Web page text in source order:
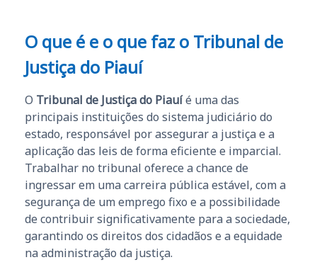
O que é e o que faz o Tribunal de
Justiça do Piauí
O Tribunal de Justiça do Piauíé uma das
principais instituições do sistema judiciário do
estado, responsável por assegurar a justiça e a
aplicação das leis de forma eficiente e imparcial.
Trabalhar no tribunal oferece a chance de
ingressar em uma carreira pública estável, com a
segurança de um emprego fixo e a possibilidade
de contribuir significativamente para a sociedade,
garantindo os direitos dos cidadãos e a equidade
na administração da justiça.